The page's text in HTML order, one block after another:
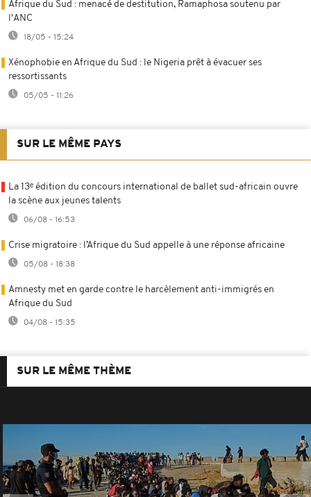
Afrique du Sud : menacé de destitution, Ramaphosa soutenu par
l'ANC
18/05 - 15:24
Xénophobie en Afrique du Sud : le Nigeria prêt à évacuer ses
ressortissants
05/05 - 11:26
SUR LE MÊME PAYS
La 13ᵉ édition du concours international de ballet sud-africain ouvre
la scène aux jeunes talents
06/08 - 16:53
Crise migratoire : l’Afrique du Sud appelle à une réponse africaine
05/08 - 18:38
Amnesty met en garde contre le harcèlement anti-immigrés en
Afrique du Sud
04/08 - 15:35
SUR LE MÊME THÈME